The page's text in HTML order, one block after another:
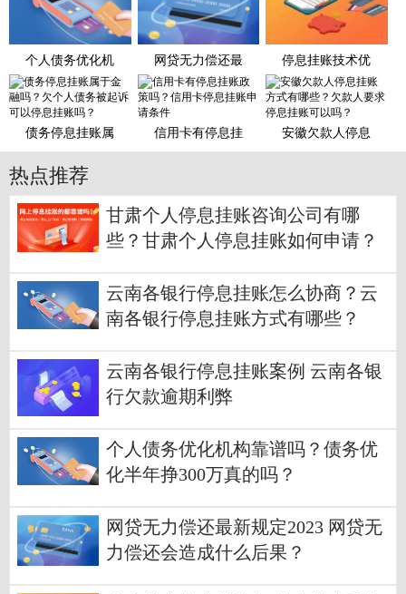
个人债务优化机 网贷无力偿还最 停息挂账技术优
债务停息挂账属 信用卡有停息挂 安徽欠款人停息
热点推荐
甘肃个人停息挂账咨询公司有哪
些？甘肃个人停息挂账如何申请？
云南各银行停息挂账怎么协商？云
南各银行停息挂账方式有哪些？
云南各银行停息挂账案例 云南各银
行欠款逾期利弊
个人债务优化机构靠谱吗？债务优
化半年挣300万真的吗？
网贷无力偿还最新规定2023 网贷无
力偿还会造成什么后果？